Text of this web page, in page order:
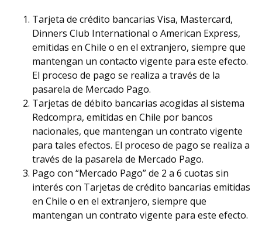
Tarjeta de crédito bancarias Visa, Mastercard,
Dinners Club International o American Express,
emitidas en Chile o en el extranjero, siempre que
mantengan un contacto vigente para este efecto.
El proceso de pago se realiza a través de la
pasarela de Mercado Pago.
Tarjetas de débito bancarias acogidas al sistema
Redcompra, emitidas en Chile por bancos
nacionales, que mantengan un contrato vigente
para tales efectos. El proceso de pago se realiza a
través de la pasarela de Mercado Pago.
Pago con “Mercado Pago” de 2 a 6 cuotas sin
interés con Tarjetas de crédito bancarias emitidas
en Chile o en el extranjero, siempre que
mantengan un contrato vigente para este efecto.